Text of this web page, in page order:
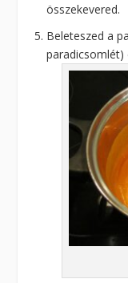
összekevered.
Beleteszed a
paradicsomlét)